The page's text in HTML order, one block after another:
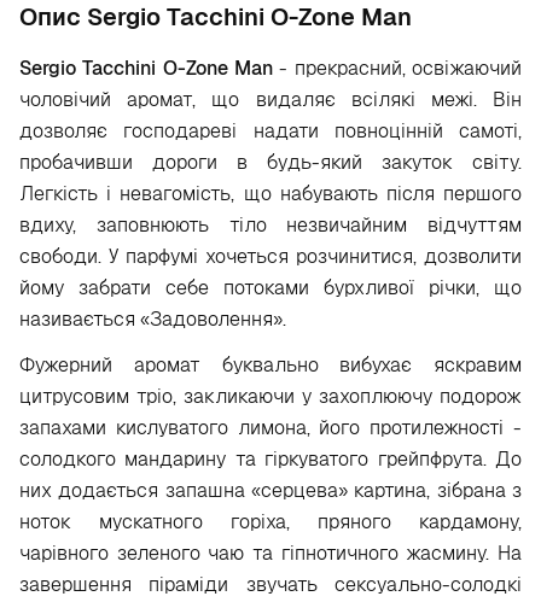
Опис Sergio Tacchini O-Zone Man
Sergio Tacchini O-Zone Man - прекрасний, освіжаючий
чоловічий аромат, що видаляє всілякі межі. Він
дозволяє господареві надати повноцінній самоті,
пробачивши дороги в будь-який закуток світу.
Легкість і невагомість, що набувають після першого
вдиху, заповнюють тіло незвичайним відчуттям
свободи. У парфумі хочеться розчинитися, дозволити
йому забрати себе потоками бурхливої річки, що
називається «Задоволення».
Фужерний аромат буквально вибухає яскравим
цитрусовим тріо, закликаючи у захоплюючу подорож
запахами кислуватого лимона, його протилежності -
солодкого мандарину та гіркуватого грейпфрута. До
них додається запашна «серцева» картина, зібрана з
ноток мускатного горіха, пряного кардамону,
чарівного зеленого чаю та гіпнотичного жасмину. На
завершення піраміди звучать сексуально-солодкі